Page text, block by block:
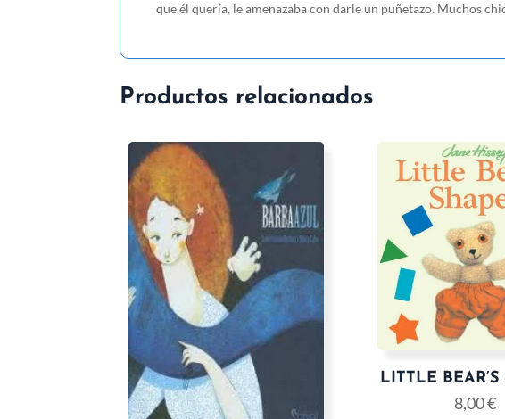
que él quería, le amenazaba con darle un puñetazo. Muchos
Productos relacionados
LITTLE
8,00€